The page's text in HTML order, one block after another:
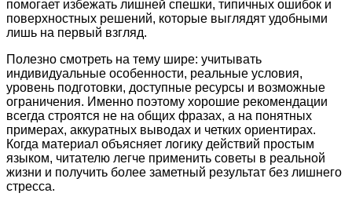
помогает избежать лишней спешки, типичных ошибок и
поверхностных решений, которые выглядят удобными
лишь на первый взгляд.
Полезно смотреть на тему шире: учитывать
индивидуальные особенности, реальные условия,
уровень подготовки, доступные ресурсы и возможные
ограничения. Именно поэтому хорошие рекомендации
всегда строятся не на общих фразах, а на понятных
примерах, аккуратных выводах и четких ориентирах.
Когда материал объясняет логику действий простым
языком, читателю легче применить советы в реальной
жизни и получить более заметный результат без лишнего
стресса.